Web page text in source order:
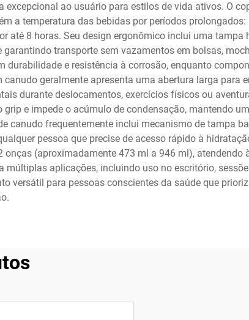
ao usuário para estilos de vida ativos. O
a temperatura das bebidas por períodos
até 8 horas. Seu design ergonômico inclui uma tampa
transporte sem vazamentos em bolsas,
e resistência à corrosão, enquanto
geralmente apresenta uma abertura larga para
durante deslocamentos, exercícios físicos ou
e impede o acúmulo de condensação, mantendo
canudo frequentemente inclui mecanismo de tampa
pessoa que precise de acesso rápido à
(aproximadamente 473 ml a 946 ml), atendendo
aplicações, incluindo uso no escritório,
versátil para pessoas conscientes da saúde que